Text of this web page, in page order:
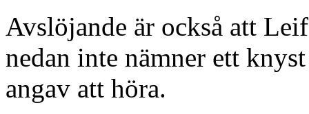
Avslöjande är också att
nedan inte nämner ett
angav att höra.